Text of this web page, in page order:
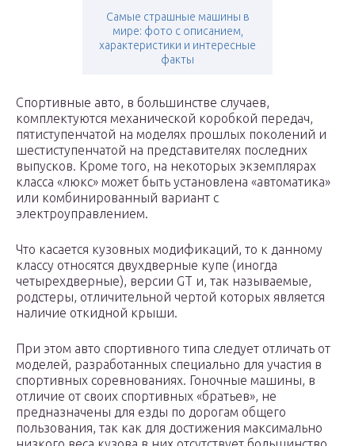
Самые страшные машины в
мире: фото с описанием,
характеристики и интересные
факты
Спортивные авто, в большинстве случаев,
комплектуются механической коробкой передач,
пятиступенчатой на моделях прошлых поколений и
шестиступенчатой на представителях последних
выпусков. Кроме того, на некоторых экземплярах
класса «люкс» может быть установлена «автоматика»
или комбинированный вариант с
электроуправлением.
Что касается кузовных модификаций, то к данному
классу относятся двухдверные купе (иногда
четырехдверные), версии GT и, так называемые,
родстеры, отличительной чертой которых является
наличие откидной крыши.
При этом авто спортивного типа следует отличать от
моделей, разработанных специально для участия в
спортивных соревнованиях. Гоночные машины, в
отличие от своих спортивных «братьев», не
предназначены для езды по дорогам общего
пользования, так как для достижения максимально